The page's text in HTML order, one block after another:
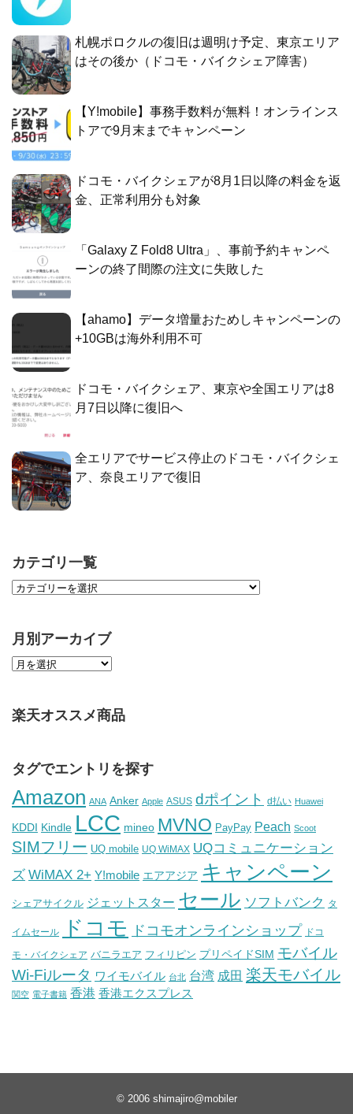
札幌ポロクルの復旧は週明け予定、東京エリア
はその後か（ドコモ・バイクシェア障害）
【Y!mobile】事務手数料が無料！オンラインス
トアで9月末までキャンペーン
ドコモ・バイクシェアが8月1日以降の料金を返
金、正常利用分も対象
「Galaxy Z Fold8 Ultra」、事前予約キャンペ
ーンの終了間際の注文に失敗した
【ahamo】データ増量おためしキャンペーンの
+10GBは海外利用不可
ドコモ・バイクシェア、東京や全国エリアは8
月7日以降に復旧へ
全エリアでサービス停止のドコモ・バイクシェ
ア、奈良エリアで復旧
カテゴリ一覧
月別アーカイブ
楽天オススメ商品
タグでエントリを探す
Amazon ANA Anker Apple ASUS dポイント d払い Huawei
KDDI Kindle LCC mineo MVNO PayPay Peach Scoot
SIMフリー UQ mobile UQ WiMAX UQコミュニケーション
ズ WiMAX 2+ Y!mobile エアアジア キャンペーン
シェアサイクル ジェットスター セール ソフトバンク タ
イムセール ドコモ ドコモオンラインショップ ドコ
モ・バイクシェア バニラエア フィリピン プリペイドSIM モバイル
Wi-Fiルータ ワイモバイル 台北 台湾 成田 楽天モバイル
関空 電子書籍 香港 香港エクスプレス
© 2006 shimajiro@mobiler